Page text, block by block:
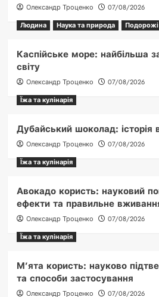
Олександр Троценко
07/08/2026
Людина
Наука та природа Подорожі
Каспійське море: найбільша
світу
Олександр Троценко
07/08/2026
Їжа та кулінарія
Дубайський шоколад: історія
Олександр Троценко
07/08/2026
Їжа та кулінарія
Авокадо користь: науковий
ефекти та правильне
Олександр Троценко
07/08/2026
Їжа та кулінарія
М’ята користь: науково
та способи застосування
Олександр Троценко 07/08/2026